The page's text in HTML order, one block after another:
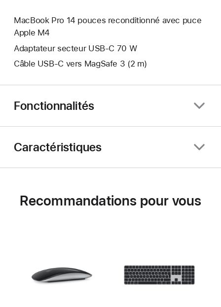
MacBook Pro 14 pouces reconditionné avec puce
Apple M4
Adaptateur secteur USB‑C 70 W
Câble USB-C vers MagSafe 3 (2 m)
Fonctionnalités
Caractéristiques
Recommandations pour vous